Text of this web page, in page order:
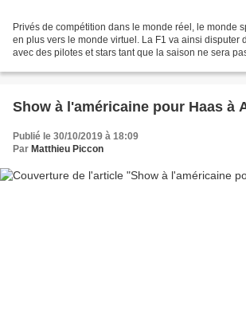
Privés de compétition dans le monde réel, le monde
en plus vers le monde virtuel. La F1 va ainsi disputer
avec des pilotes et stars tant que la saison ne sera
Show à l'américaine pour Haas à
Publié le 30/10/2019 à 18:09
Par Matthieu Piccon